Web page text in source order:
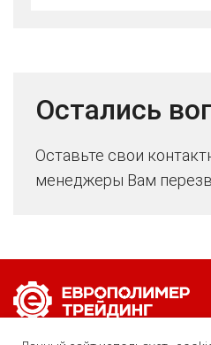
Остались
Оставьте свои
менеджеры Вам
Позвоните нам по любому